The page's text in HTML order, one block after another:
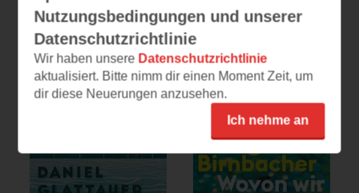
Trophäe
E-Book Print
Kajzer
E-Book Print
Nutzungsbedingungen und unserer
Datenschutzrichtlinie
Wir haben unsere Datenschutzrichtlinie
aktualisiert. Bitte nimm dir einen Moment Zeit, um
dir diese Neuerungen anzusehen.
Ich nehme an